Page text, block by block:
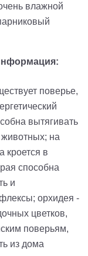
влажной
поверье,
вытягивать
на
кроется в
способна
и
орхидея -
цветков,
поверьям,
из дома